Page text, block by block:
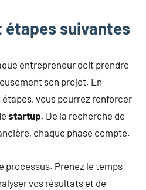
étapes suivantes
entrepreneur doit prendre
son projet. En
vous pourrez renforcer
startup. De la recherche de
chaque phase compte.
processus. Prenez le temps
vos résultats et de